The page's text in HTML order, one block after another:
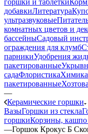
добавкиЛитература
ультразвуковые
комнатных цветов и
бассейныСадовый
ограждения для клумб
парникиУдобрения
пакетированные
садаФлористика
пакетированные
—
Керамические горшки
ВазыГоршки из стекла
горшкиКорзины, кашпо
—Горшок Крокус Б